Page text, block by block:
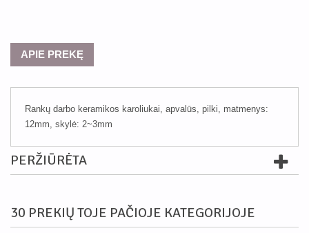
APIE PREKĘ
Rankų darbo keramikos karoliukai, apvalūs, pilki, matmenys:
12mm, skylė: 2~3mm
PERŽIŪRĖTA
30 PREKIŲ TOJE PAČIOJE KATEGORIJOJE